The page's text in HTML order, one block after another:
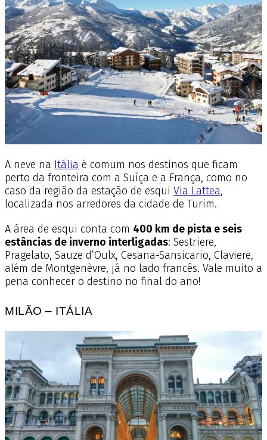
A neve na Itália é comum nos destinos que ficam
perto da fronteira com a Suíça e a França, como no
caso da região da estação de esqui Via Lattea,
localizada nos arredores da cidade de Turim.
A área de esqui conta com 400 km de pista e seis
estâncias de inverno interligadas: Sestriere,
Pragelato, Sauze d’Oulx, Cesana-Sansicario, Claviere,
além de Montgenèvre, já no lado francês. Vale muito a
pena conhecer o destino no final do ano!
MILÃO – ITÁLIA